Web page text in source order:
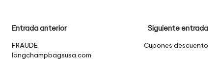
Navegación
de
entradas
Entrada anterior
FRAUDE
longchampbagsusa.com
Siguiente entrada
Cupones descuento